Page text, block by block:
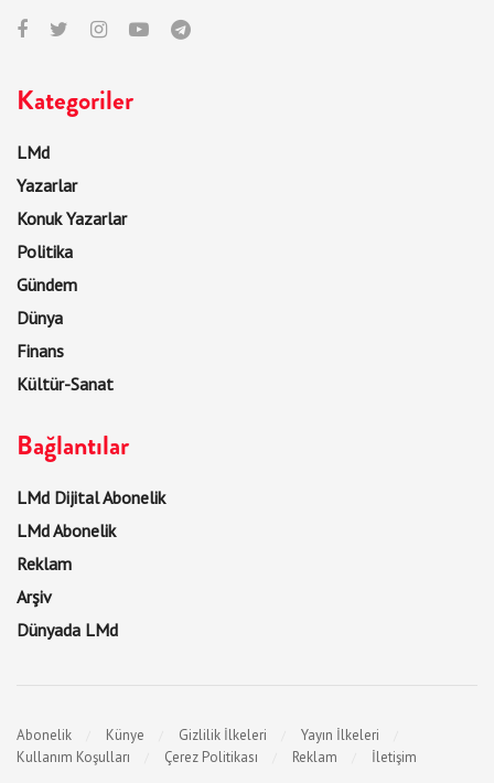
Kategoriler
LMd
Yazarlar
Konuk Yazarlar
Politika
Gündem
Dünya
Finans
Kültür-Sanat
Bağlantılar
LMd Dijital Abonelik
LMd Abonelik
Reklam
Arşiv
Dünyada LMd
Abonelik Künye Gizlilik İlkeleri
Yayın İlkeleri
Kullanım Koşulları
Çerez Politikası Reklam İletişim